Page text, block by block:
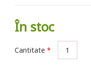
În stoc
Cantitate *